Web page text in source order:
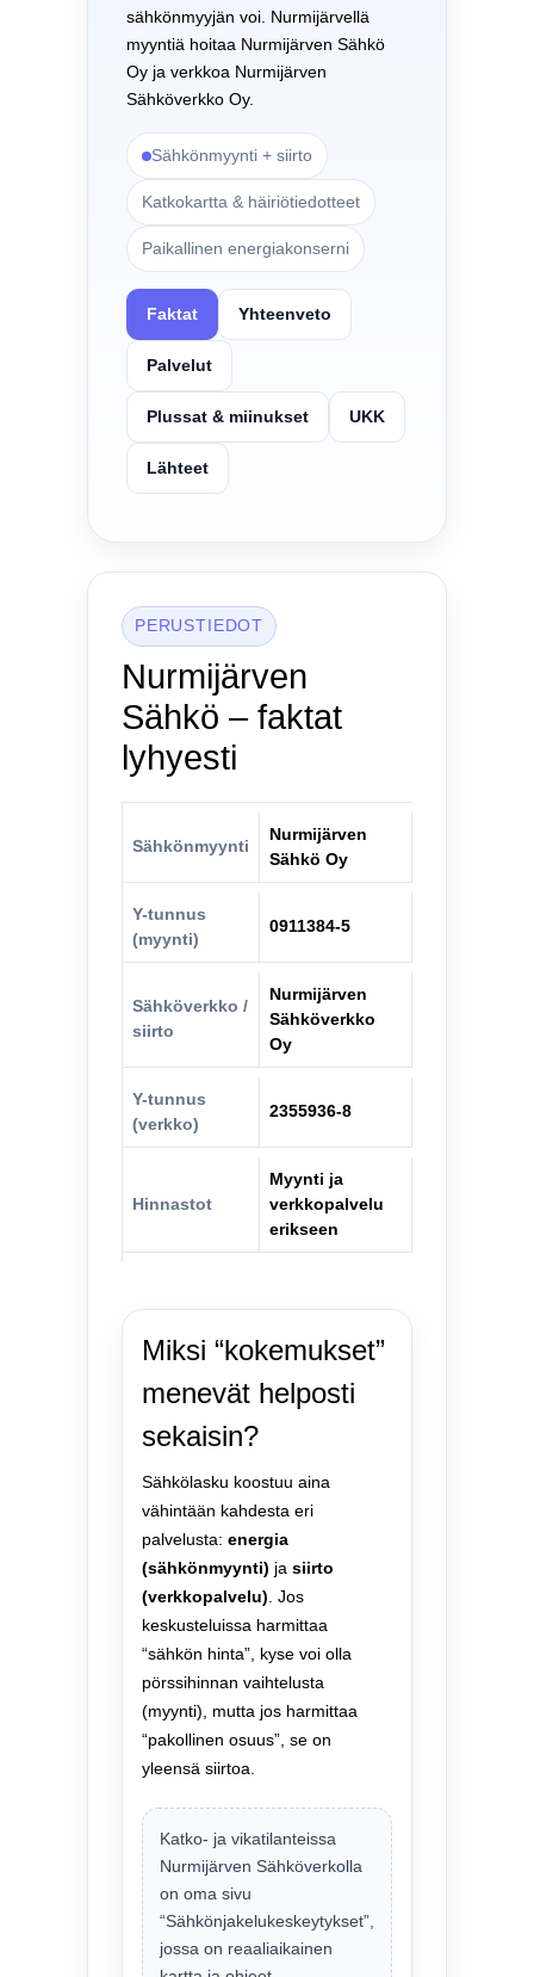
sähkönmyyjän voi. Nurmijärvellä
myyntiä hoitaa Nurmijärven Sähkö
Oy ja verkkoa Nurmijärven
Sähköverkko Oy.
Sähkönmyynti + siirto
Katkokartta & häiriötiedotteet
Paikallinen energiakonserni
Faktat Yhteenveto
Palvelut
Plussat & miinukset UKK
Lähteet
PERUSTIEDOT
Nurmijärven
Sähkö – faktat
lyhyesti
Sähkönmyynti
Nurmijärven
Sähkö Oy
Y-tunnus
(myynti)
0911384-5
Sähköverkko /
siirto
Nurmijärven
Sähköverkko
Oy
Y-tunnus
(verkko)
2355936-8
Hinnastot
Myynti ja
verkkopalvelu
erikseen
Miksi “kokemukset”
menevät helposti
sekaisin?
Sähkölasku koostuu aina
vähintään kahdesta eri
palvelusta: energia
(sähkönmyynti) ja siirto
(verkkopalvelu) . Jos
keskusteluissa harmittaa
“sähkön hinta”, kyse voi olla
pörssihinnan vaihtelusta
(myynti), mutta jos harmittaa
“pakollinen osuus”, se on
yleensä siirtoa.
Katko- ja vikatilanteissa
Nurmijärven Sähköverkolla
on oma sivu
“Sähkönjakelukeskeytykset”,
jossa on reaaliaikainen